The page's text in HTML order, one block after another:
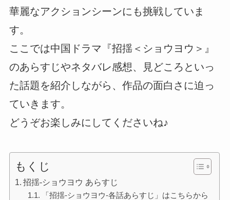
華麗なアクションシーンにも挑戦していま
す。
ここでは中国ドラマ『招揺＜ショウヨウ＞』
のあらすじやネタバレ感想、見どころといっ
た話題を紹介しながら、作品の面白さに迫っ
ていきます。
どうぞお楽しみにしてくださいね♪
もくじ
招揺-ショウヨウ あらすじ
「招揺-ショウヨウ-各話あらすじ」はこちらから